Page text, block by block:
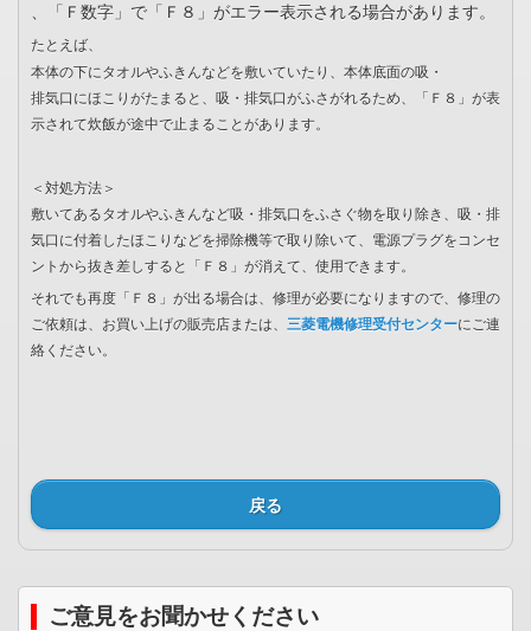
、「Ｆ数字」で「Ｆ８」がエラー表示される場合があります。
たとえば、
本体の下にタオルやふきんなどを敷いていたり、本体底面の吸・
排気口にほこりがたまると、吸・排気口がふさがれるため、「Ｆ８」が表
示されて炊飯が途中で止まることがあります。
＜対処方法＞
敷いてあるタオルやふきんなど吸・排気口をふさぐ物を取り除き、吸・排
気口に付着したほこりなどを掃除機等で取り除いて、電源プラグをコンセ
ントから抜き差しすると「Ｆ８」が消えて、使用できます。
それでも再度「Ｆ８」が出る場合は、修理が必要になりますので、修理の
ご依頼は、お買い上げの販売店または、 三菱電機修理受付センターにご連
絡ください。
戻る
ご意見をお聞かせください